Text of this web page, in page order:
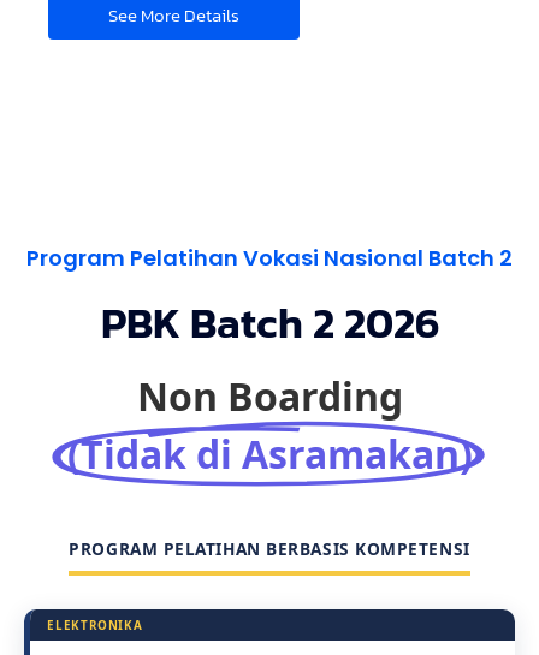
See More Details
Program Pelatihan Vokasi Nasional Batch 2
PBK Batch 2 2026
Non Boarding
(Tidak di Asramakan)
PROGRAM PELATIHAN BERBASIS KOMPETENSI
ELEKTRONIKA